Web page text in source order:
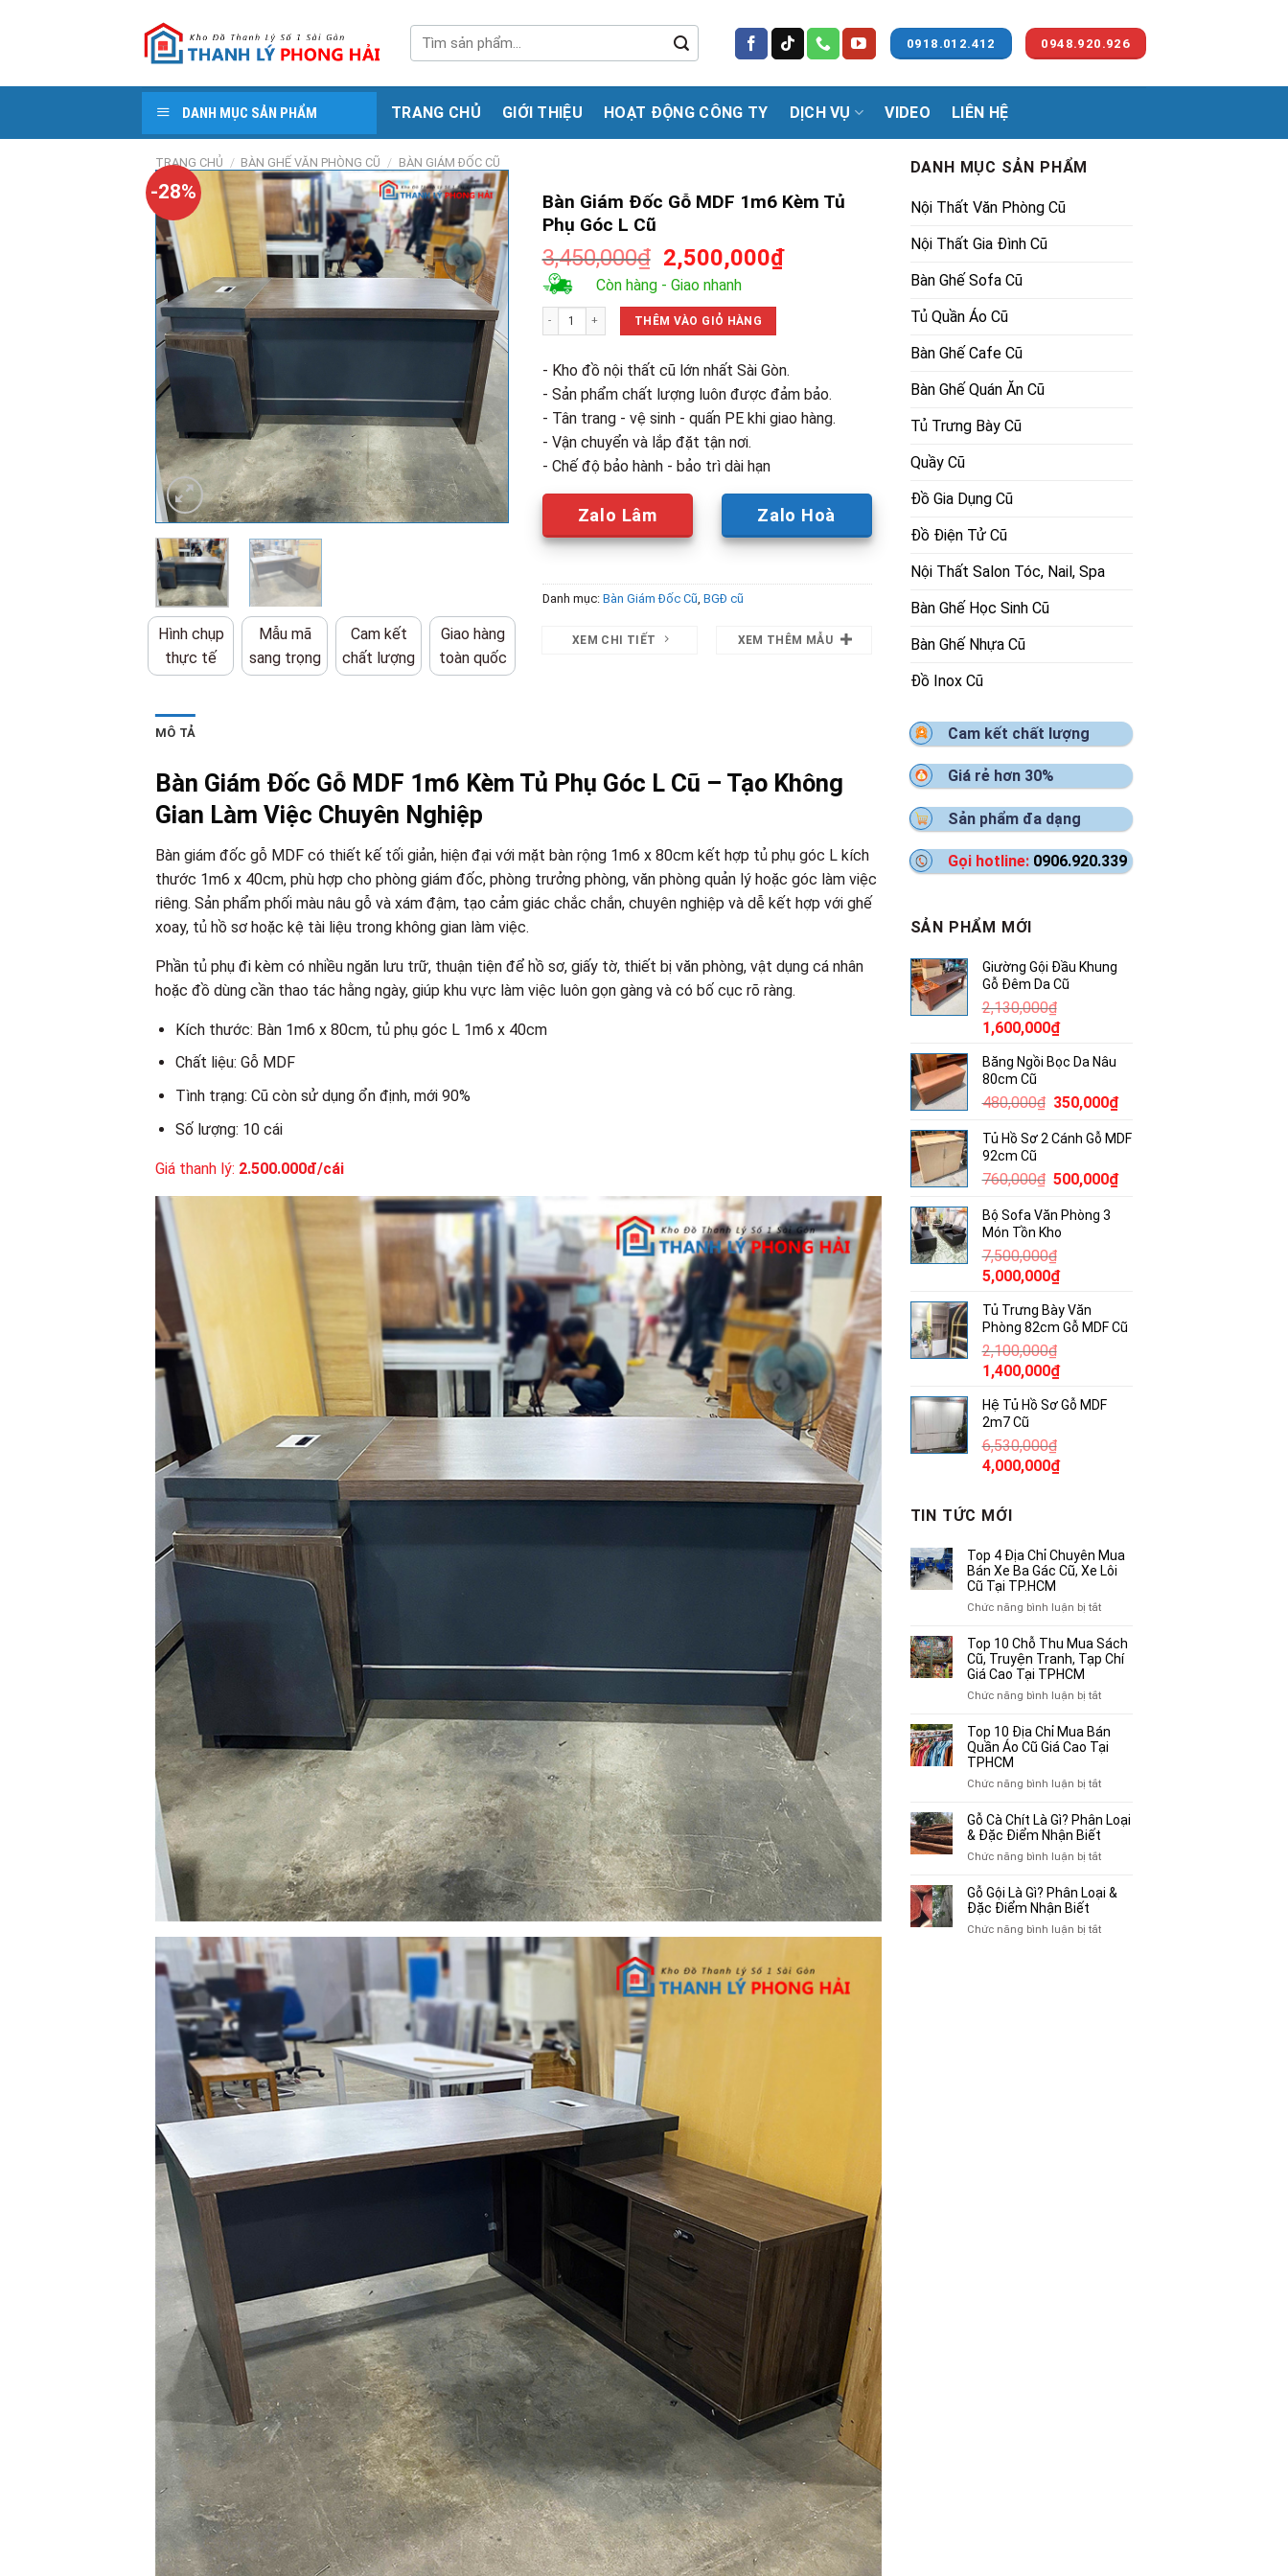
kiếm:
0918.012.412 0948.920.926
DANH MỤC SẢN PHẨM TRANG CHỦ GIỚI THIỆU HOẠT ĐỘNG CÔNG TY DỊCH VỤ VIDEO LIÊN HỆ
TRANG CHỦ / BÀN GHẾ VĂN PHÒNG CŨ / BÀN GIÁM ĐỐC CŨ
-28%
Hình chụp
thực tế
Mẫu mã
sang trọng
Cam kết
chất lượng
Giao hàng
toàn quốc
Bàn Giám Đốc Gỗ MDF 1m6 Kèm Tủ
Phụ Góc L Cũ
3,450,000₫ Giá
gốc
là:
3,450,000₫.
2,500,000₫Giá
Còn hàng - Giao nhanh
Bàn Giám Đốc Gỗ MDF 1m6 Kèm Tủ Phụ Góc L Cũ số lượng
THÊM VÀO GIỎ HÀNG
- Kho đồ nội thất cũ lớn nhất Sài Gòn.
- Sản phẩm chất lượng luôn được đảm bảo.
- Tân trang - vệ sinh - quấn PE khi giao hàng.
- Vận chuyển và lắp đặt tận nơi.
- Chế độ bảo hành - bảo trì dài hạn
Zalo Lâm Zalo Hoà
Danh mục: Bàn Giám Đốc Cũ BGĐ cũ
XEM CHI TIẾT XEM THÊM MẪU
MÔ TẢ
Bàn Giám Đốc Gỗ MDF 1m6 Kèm Tủ Phụ Góc L Cũ – Tạo Không
Gian Làm Việc Chuyên Nghiệp
Bàn giám đốc gỗ MDF có thiết kế tối giản, hiện đại với mặt bàn rộng 1m6 x 80cm kết hợp tủ phụ góc L kích
thước 1m6 x 40cm, phù hợp cho phòng giám đốc, phòng trưởng phòng, văn phòng quản lý hoặc góc làm việc
riêng. Sản phẩm phối màu nâu gỗ và xám đậm, tạo cảm giác chắc chắn, chuyên nghiệp và dễ kết hợp với ghế
xoay, tủ hồ sơ hoặc kệ tài liệu trong không gian làm việc.
Phần tủ phụ đi kèm có nhiều ngăn lưu trữ, thuận tiện để hồ sơ, giấy tờ, thiết bị văn phòng, vật dụng cá nhân
hoặc đồ dùng cần thao tác hằng ngày, giúp khu vực làm việc luôn gọn gàng và có bố cục rõ ràng.
Kích thước: Bàn 1m6 x 80cm, tủ phụ góc L 1m6 x 40cm
Chất liệu: Gỗ MDF
Tình trạng: Cũ còn sử dụng ổn định, mới 90%
Số lượng: 10 cái
Giá thanh lý: 2.500.000đ/cái
DANH MỤC SẢN PHẨM
Nội Thất Văn Phòng Cũ
Nội Thất Gia Đình Cũ
Bàn Ghế Sofa Cũ
Tủ Quần Áo Cũ
Bàn Ghế Cafe Cũ
Bàn Ghế Quán Ăn Cũ
Tủ Trưng Bày Cũ
Quầy Cũ
Đồ Gia Dụng Cũ
Đồ Điện Tử Cũ
Nội Thất Salon Tóc, Nail, Spa
Bàn Ghế Học Sinh Cũ
Bàn Ghế Nhựa Cũ
Đồ Inox Cũ
Cam kết chất lượng
Giá rẻ hơn 30%
Sản phẩm đa dạng
Gọi hotline: 0906.920.339
SẢN PHẨM MỚI
Giường Gội Đầu Khung
Gỗ Đêm Da Cũ
2,130,000₫
Giá
là:
2,130,000₫.
1,600,000₫Giá
tại
1,600,000₫.
Băng Ngồi Bọc Da Nâu
80cm Cũ
480,000₫ Giá
là:
350,000₫Giá
tại
Tủ Hồ Sơ 2 Cánh Gỗ MDF
92cm Cũ
760,000₫ Giá
là:
760,000₫.
500,000₫Giá
Bộ Sofa Văn Phòng 3
Món Tồn Kho
7,500,000₫
Giá
là:
7,500,000₫.
5,000,000₫Giá
tại
là:
Tủ Trưng Bày Văn
Phòng 82cm Gỗ MDF Cũ
2,100,000₫
Giá
là:
2,100,000₫.
1,400,000₫Giá
tại
Hệ Tủ Hồ Sơ Gỗ MDF
2m7 Cũ
6,530,000₫
Giá
là:
6,530,000₫.
4,000,000₫Giá
4,000,000₫.
TIN TỨC MỚI
Top 4 Địa Chỉ Chuyên Mua
Bán Xe Ba Gác Cũ, Xe Lôi
Cũ Tại TP.HCM
Chức năng bình luận bị tắtở
4
Địa
Xe
Ba
Cũ,
Lôi
Cũ
Tại
Top 10 Chỗ Thu Mua Sách
Cũ, Truyện Tranh, Tạp Chí
Giá Cao Tại TPHCM
Chức năng bình luận bị tắtở
10
Chỗ
Truyện
Tranh,
Tạp
Giá
Tại
Top 10 Địa Chỉ Mua Bán
Quần Áo Cũ Giá Cao Tại
TPHCM
Chức năng bình luận bị tắtở
10
Địa
Mua
Quần
Cũ
Gỗ Cà Chít Là Gì? Phân Loại
& Đặc Điểm Nhận Biết
Chức năng bình luận bị tắtở
Cà
Gì?
Gỗ Gội Là Gì? Phân Loại &
Đặc Điểm Nhận Biết
Chức năng bình luận bị tắtở